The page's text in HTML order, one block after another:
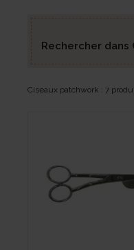
Rechercher dans
Ciseaux patchwork : 7